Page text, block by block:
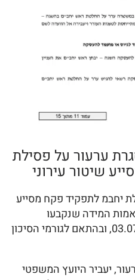
ערעור על פסילת
שיטור עירוני
יחבמ לתפקיד פקח מסייע
המידה שנקבעו
03.07.01, ובהתאם לגורמי הסיכון
יעביר היועץ המשפטי